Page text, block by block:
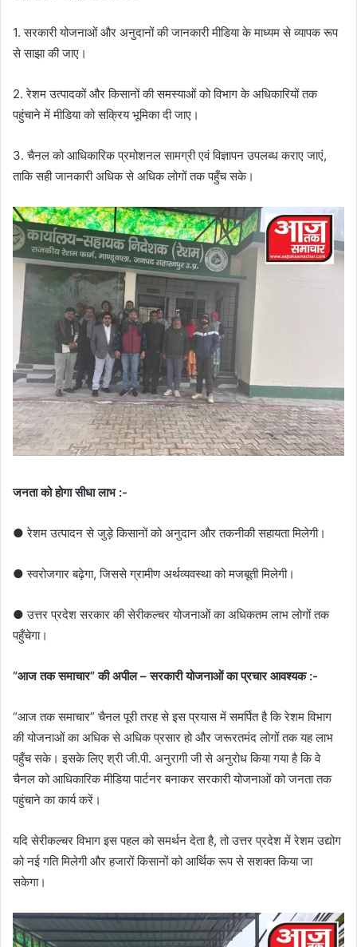
1. सरकारी योजनाओं और अनुदानों की जानकारी मीडिया के माध्यम से व्यापक रूप
से साझा की जाए।
2. रेशम उत्पादकों और किसानों की समस्याओं को विभाग के अधिकारियों तक
पहुंचाने में मीडिया को सक्रिय भूमिका दी जाए।
3. चैनल को आधिकारिक प्रमोशनल सामग्री एवं विज्ञापन उपलब्ध कराए जाएं,
ताकि सही जानकारी अधिक से अधिक लोगों तक पहुँच सके।
जनता को होगा सीधा लाभ :-
● रेशम उत्पादन से जुड़े किसानों को अनुदान और तकनीकी सहायता मिलेगी।
● स्वरोजगार बढ़ेगा, जिससे ग्रामीण अर्थव्यवस्था को मजबूती मिलेगी।
● उत्तर प्रदेश सरकार की सेरीकल्चर योजनाओं का अधिकतम लाभ लोगों तक
पहुँचेगा।
“आज तक समाचार” की अपील – सरकारी योजनाओं का प्रचार आवश्यक :-
“आज तक समाचार” चैनल पूरी तरह से इस प्रयास में समर्पित है कि रेशम विभाग
की योजनाओं का अधिक से अधिक प्रसार हो और जरूरतमंद लोगों तक यह लाभ
पहुँच सके। इसके लिए श्री जी.पी. अनुरागी जी से अनुरोध किया गया है कि वे
चैनल को आधिकारिक मीडिया पार्टनर बनाकर सरकारी योजनाओं को जनता तक
पहुंचाने का कार्य करें।
यदि सेरीकल्चर विभाग इस पहल को समर्थन देता है, तो उत्तर प्रदेश में रेशम उद्योग
को नई गति मिलेगी और हजारों किसानों को आर्थिक रूप से सशक्त किया जा
सकेगा।